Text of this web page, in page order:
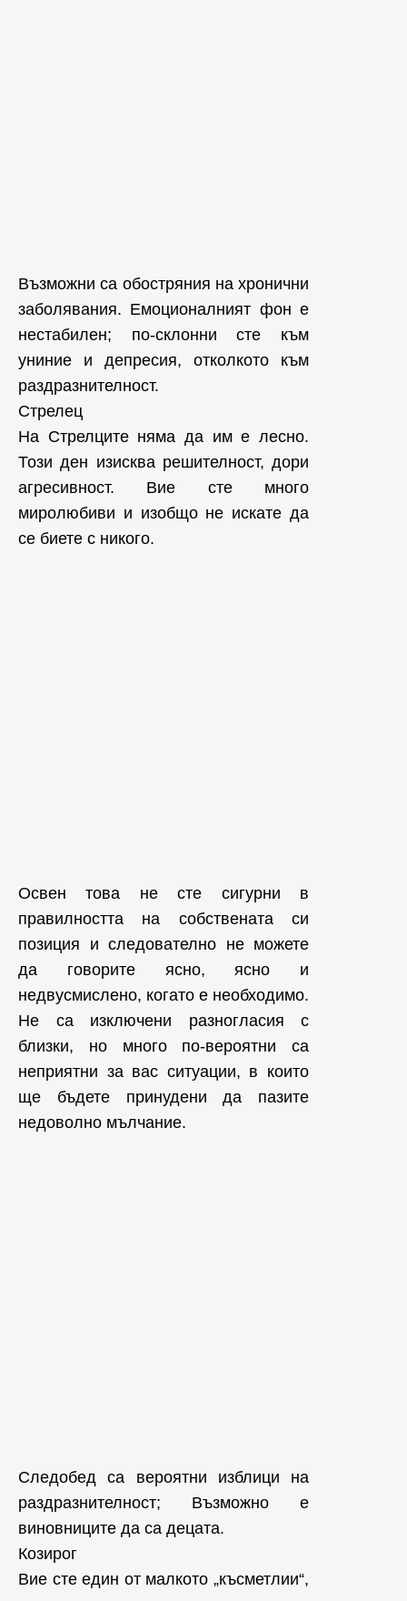
Възможни са обостряния на хронични
заболявания. Емоционалният фон е
нестабилен; по-склонни сте към
униние и депресия, отколкото към
раздразнителност.
Стрелец
На Стрелците няма да им е лесно.
Този ден изисква решителност, дори
агресивност. Вие сте много
миролюбиви и изобщо не искате да
се биете с никого.
Освен това не сте сигурни в
правилността на собствената си
позиция и следователно не можете
да говорите ясно, ясно и
недвусмислено, когато е необходимо.
Не са изключени разногласия с
близки, но много по-вероятни са
неприятни за вас ситуации, в които
ще бъдете принудени да пазите
недоволно мълчание.
Следобед са вероятни изблици на
раздразнителност; Възможно е
виновниците да са децата.
Козирог
Вие сте един от малкото „късметлии“,